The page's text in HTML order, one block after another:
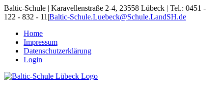
Skip
to
Baltic-Schule | Karavellenstraße 2-4, 23558 Lübeck | Tel.: 0451 -
122 - 832 - 11 |Baltic-Schule.Luebeck@Schule.LandSH.de
Home
Impressum
Datenschutzerklärung
Login